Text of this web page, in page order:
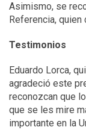
Asimismo, se
Referencia,
Testimonios
Eduardo Lorca,
agradeció este
reconozcan que
que se les mire
importante en la